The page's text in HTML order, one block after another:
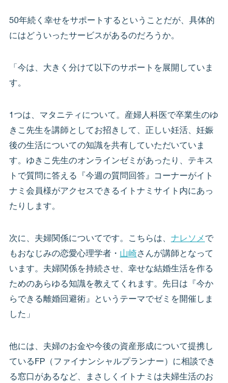
50年続く幸せをサポートするということだが、具体的
にはどういったサービスがあるのだろうか。
「今は、大きく分けて以下のサポートを展開していま
す。
1つは、マタニティについて。産婦人科医で卒業生のゆ
きこ先生を講師としてお招きして、正しい妊活、妊娠
後の生活についての知識を共有していただいていま
す。ゆきこ先生のオンラインゼミがあったり、テキス
トで質問に答える『今週の質問回答』コーナーがイト
ナミ会員様がアクセスできるイトナミサイト内にあっ
たりします。
次に、夫婦関係についてです。こちらは、 ナレソメで
もおなじみの恋愛心理学者・ 山崎さんが講師となって
います。夫婦関係を持続させ、幸せな結婚生活を作る
ためのあらゆる知識を教えてくれます。先日は『今か
らできる離婚回避術』というテーマでゼミを開催しま
した」
他には、夫婦のお金や今後の資産形成について提携し
ているFP（ファイナンシャルプランナー）に相談でき
る窓口があるなど、まさしくイトナミは夫婦生活のお